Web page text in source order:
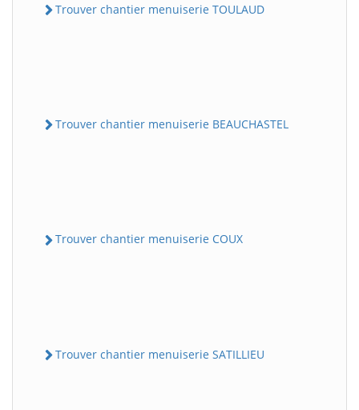
Trouver chantier menuiserie TOULAUD
Trouver chantier menuiserie BEAUCHASTEL
Trouver chantier menuiserie COUX
Trouver chantier menuiserie SATILLIEU